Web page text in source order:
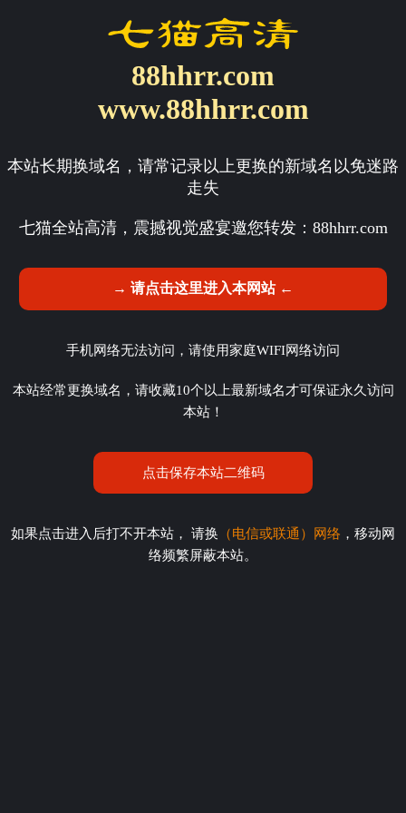
88hhrr.com
www.88hhrr.com
本站长期换域名，请常记录以上更换的新域名以免迷路
走失
七猫全站高清，震撼视觉盛宴邀您转发： 88hhrr.com
→ 请点击这里进入本网站 ←
手机网络无法访问，请使用家庭WIFI网络访问
本站经常更换域名，请收藏10个以上最新域名才可保证永久访问
本站！
点击保存本站二维码
如果点击进入后打不开本站， 请换 （电信或联通）网络 ，移动网
络频繁屏蔽本站。